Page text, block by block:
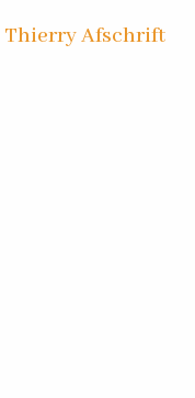
Thierry Afschrift